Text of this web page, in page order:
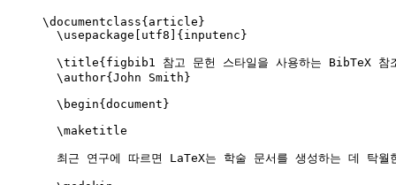
\documentclass{ article }
\usepackage
utf8 ]{ inputenc }
\title{figbib1 참고 문헌 스타일을 사용하는 BibTeX 참
\author{John Smith}
\begin{ document }
\maketitle
최근 연구에 따르면 LaTeX는 학술 문서를 생성하는 데 탁